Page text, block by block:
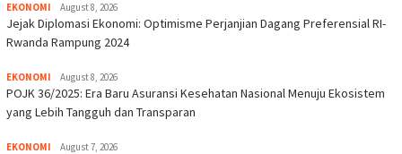
EKONOMI August 8, 2026
Jejak Diplomasi Ekonomi: Optimisme Perjanjian Dagang Preferensial RI-
Rwanda Rampung 2024
EKONOMI August 8, 2026
POJK 36/2025: Era Baru Asuransi Kesehatan Nasional Menuju Ekosistem
yang Lebih Tangguh dan Transparan
EKONOMI August 7, 2026